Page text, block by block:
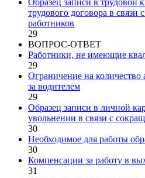
трудового договора в связи
работников
29
ВОПРОС-ОТВЕТ
Работники, не имеющие
29
Ограничение на
за водителем
29
Образец записи в личной
увольнении в связи с
30
Необходимое для работы
30
Компенсации за работу в
31